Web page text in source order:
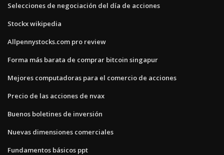
Selecciones de negociación del día de acciones
Stockx wikipedia
Allpennystocks.com pro review
Forma más barata de comprar bitcoin singapur
Mejores computadoras para el comercio de acciones
Precio de las acciones de nvax
Buenos boletines de inversión
Nuevas dimensiones comerciales
Fundamentos básicos ppt